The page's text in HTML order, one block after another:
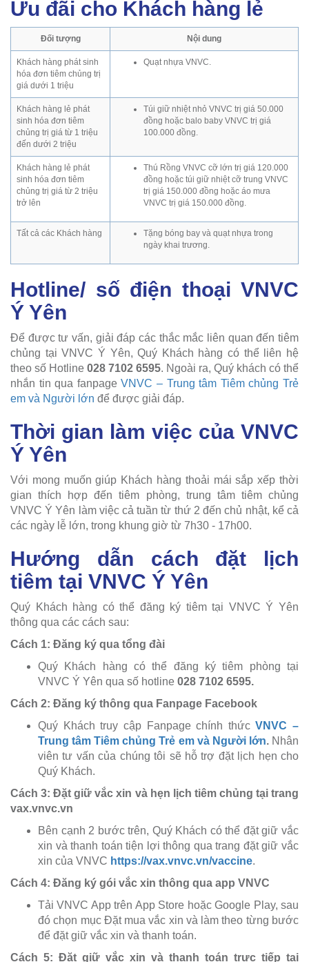
Ưu đãi cho Khách hàng lẻ
Đối tượng Nội dung
Khách hàng phát sinh
hóa đơn tiêm chủng trị
giá dưới 1 triệu
Quạt nhựa VNVC.
Khách hàng lẻ phát
sinh hóa đơn tiêm
chủng trị giá từ 1 triệu
đến dưới 2 triệu
Túi giữ nhiệt nhỏ VNVC trị giá 50.000
đồng hoặc balo baby VNVC trị giá
100.000 đồng.
Khách hàng lẻ phát
sinh hóa đơn tiêm
chủng trị giá từ 2 triệu
trở lên
Thú Rồng VNVC cỡ lớn trị giá 120.000
đồng hoặc túi giữ nhiệt cỡ trung VNVC
trị giá 150.000 đồng hoặc áo mưa
VNVC trị giá 150.000 đồng.
Tất cả các Khách hàng
Tặng bóng bay và quạt nhựa trong
ngày khai trương.
Hotline/ số điện thoại VNVC
Ý Yên
Để được tư vấn, giải đáp các thắc mắc liên quan đến tiêm
chủng tại VNVC Ý Yên, Quý Khách hàng có thể liên hệ
theo số Hotline 028 7102 6595. Ngoài ra, Quý khách có thể
nhắn tin qua fanpageVNVC – Trung tâm Tiêm chủng Trẻ
em và Người lớn để được giải đáp.
Thời gian làm việc của VNVC
Ý Yên
Với mong muốn giúp Khách hàng thoải mái sắp xếp thời
gian thích hợp đến tiêm phòng, trung tâm tiêm chủng
VNVC Ý Yên làm việc cả tuần từ thứ 2 đến chủ nhật, kể cả
các ngày lễ lớn, trong khung giờ từ 7h30 - 17h00.
Hướng dẫn cách đặt lịch
tiêm tại VNVC Ý Yên
Quý Khách hàng có thể đăng ký tiêm tại VNVC Ý Yên
thông qua các cách sau:
Cách 1: Đăng ký qua tổng đài
Quý Khách hàng có thể đăng ký tiêm phòng tại
VNVC Ý Yên qua số hotline 028 7102 6595.
Cách 2: Đăng ký thông qua Fanpage Facebook
Quý Khách truy cập Fanpage chính thứcVNVC –
Trung tâm Tiêm chủng Trẻ em và Người lớn.Nhân
viên tư vấn của chúng tôi sẽ hỗ trợ đặt lịch hẹn cho
Quý Khách.
Cách 3: Đặt giữ vắc xin và hẹn lịch tiêm chủng tại trang
vax.vnvc.vn
Bên cạnh 2 bước trên, Quý Khách có thể đặt giữ vắc
xin và thanh toán tiện lợi thông qua trang đặt giữ vắc
xin của VNVC https://vax.vnvc.vn/vaccine.
Cách 4: Đăng ký gói vắc xin thông qua app VNVC
Tải VNVC App trên App Store hoặc Google Play, sau
đó chọn mục Đặt mua vắc xin và làm theo từng bước
để đặt giữ vắc xin và thanh toán.
Cách 5: Đặt giữ vắc xin và thanh toán trực tiếp tại